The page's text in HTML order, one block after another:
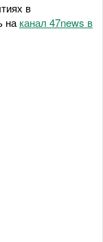
в
на канал 47news в